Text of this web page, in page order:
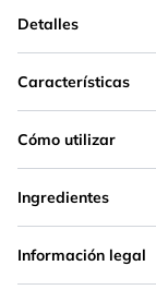
Detalles
Características
Cómo utilizar
Ingredientes
Información legal